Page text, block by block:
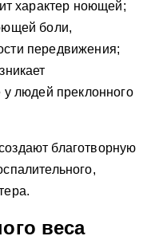
характер ноющей;
боли,
передвижения;
людей преклонного
благотворную
веса